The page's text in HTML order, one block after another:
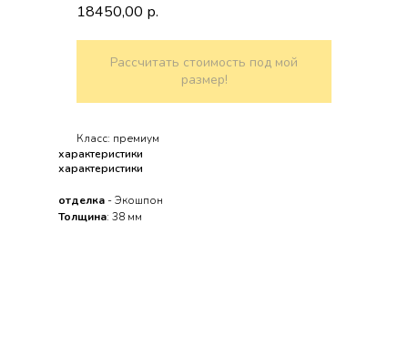
18450,00 р.
Рассчитать стоимость под мой
размер!
Класс: премиум
характеристики
характеристики
отделка - Экошпон
Толщина: 38 мм